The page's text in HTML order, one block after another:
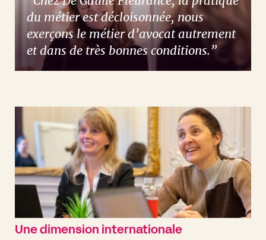
du métier est décloisonnée, nous
exerçons le métier d’avocat autrement
et dans de très bonnes conditions.”
Une dimension internationale